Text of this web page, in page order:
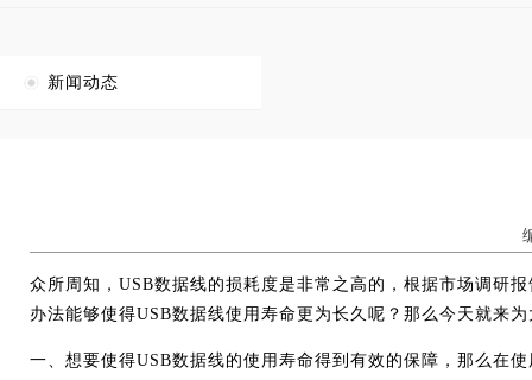
新闻动态
众所周知，USB数据线的损耗度是非常之高的，根据市场调研
办法能够使得USB数据线使用寿命更为长久呢？那么今天就来
一、想要使得USB数据线的使用寿命得到有效的保障，那么在